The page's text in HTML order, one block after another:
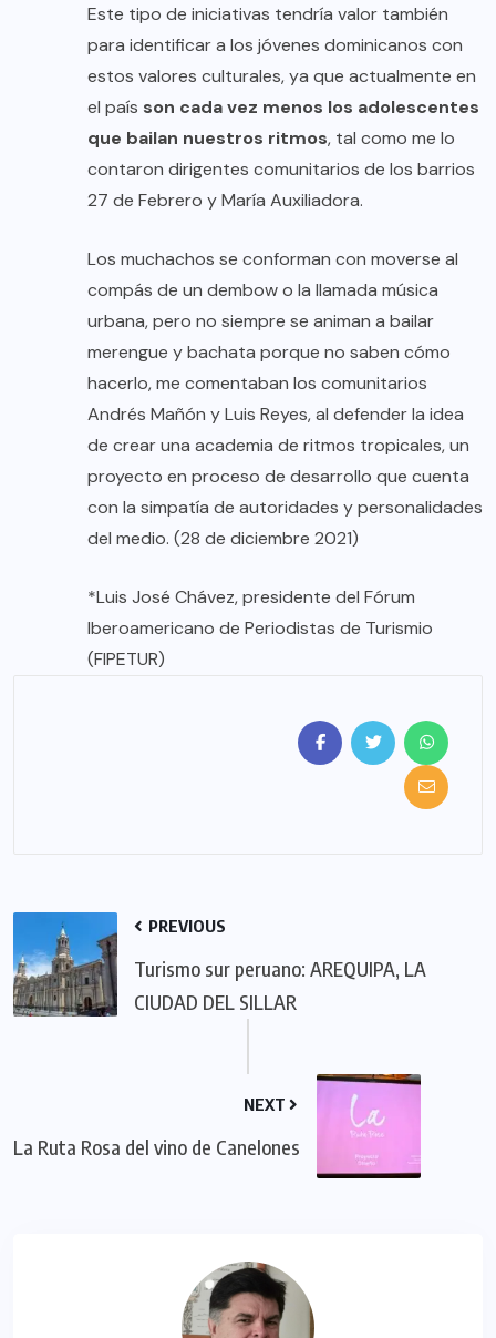
Este tipo de iniciativas tendría valor también
para identificar a los jóvenes dominicanos con
estos valores culturales, ya que actualmente en
el país son cada vez menos los adolescentes
que bailan nuestros ritmos, tal como me lo
contaron dirigentes comunitarios de los barrios
27 de Febrero y María Auxiliadora.
Los muchachos se conforman con moverse al
compás de un dembow o la llamada música
urbana, pero no siempre se animan a bailar
merengue y bachata porque no saben cómo
hacerlo, me comentaban los comunitarios
Andrés Mañón y Luis Reyes, al defender la idea
de crear una academia de ritmos tropicales, un
proyecto en proceso de desarrollo que cuenta
con la simpatía de autoridades y personalidades
del medio. (28 de diciembre 2021)
*Luis José Chávez, presidente del Fórum
Iberoamericano de Periodistas de Turismio
(FIPETUR)
PREVIOUS
Turismo sur peruano: AREQUIPA, LA
CIUDAD DEL SILLAR
NEXT
La Ruta Rosa del vino de Canelones